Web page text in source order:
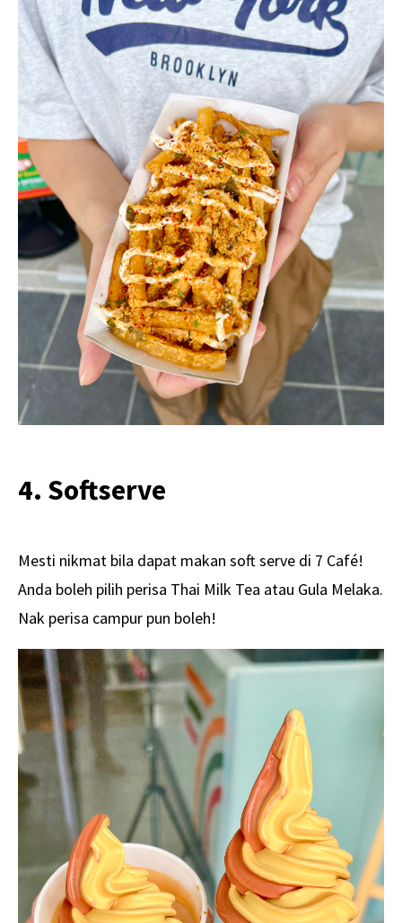
4. Softserve
Mesti nikmat bila dapat makan soft serve di 7 Café!
Anda boleh pilih perisa Thai Milk Tea atau Gula Melaka.
Nak perisa campur pun boleh!